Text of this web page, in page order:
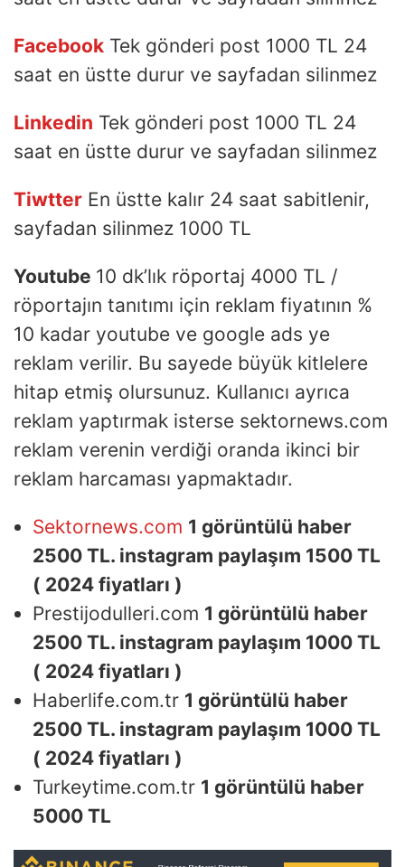
Facebook Tek gönderi post 1000 TL 24
saat en üstte durur ve sayfadan silinmez
Linkedin Tek gönderi post 1000 TL 24
saat en üstte durur ve sayfadan silinmez
Tiwtter En üstte kalır 24 saat sabitlenir,
sayfadan silinmez 1000 TL
Youtube 10 dk’lık röportaj 4000 TL /
röportajın tanıtımı için reklam fiyatının %
10 kadar youtube ve google ads ye
reklam verilir. Bu sayede büyük kitlelere
hitap etmiş olursunuz. Kullanıcı ayrıca
reklam yaptırmak isterse sektornews.com
reklam verenin verdiği oranda ikinci bir
reklam harcaması yapmaktadır.
Sektornews.com 1 görüntülü haber
2500 TL. instagram paylaşım 1500 TL
( 2024 fiyatları )
Prestijodulleri.com 1 görüntülü haber
2500 TL. instagram paylaşım 1000 TL
( 2024 fiyatları )
Haberlife.com.tr 1 görüntülü haber
2500 TL. instagram paylaşım 1000 TL
( 2024 fiyatları )
Turkeytime.com.tr 1 görüntülü haber
5000 TL